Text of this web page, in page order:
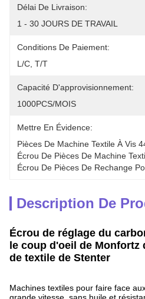
Délai De Livraison:
1 - 30 JOURS DE TRAVAIL
Conditions De Paiement:
L/C, T/T
Capacité D'approvisionnement:
1000PCS/MOIS
Mettre En Évidence:
Pièces De Machine Textile À Vis
Écrou De Pièces De Machine
Écrou De Pièces De Rechange
Description De
Écrou de réglage du
le coup d'oeil de Monfortz
de textile de Stenter
Machines textiles pour faire face